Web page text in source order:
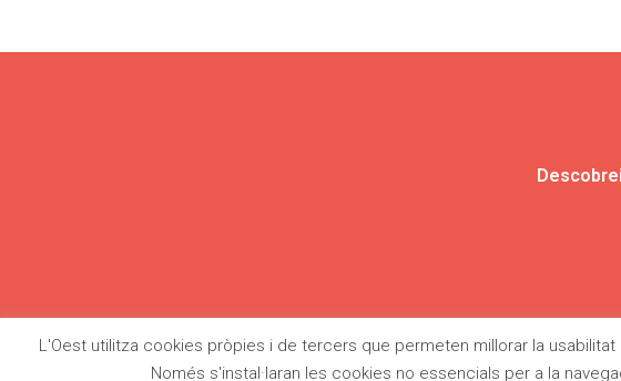
HISTÒRIES SENSE
PRESSA
SERVEIS ESCOLTA MIRA
L'Oest utilitza cookies pròpies i de tercers que permeten millorar la
Només s'instal·laran les cookies no essencials per a la